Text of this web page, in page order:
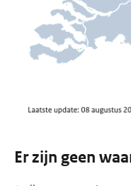
Er zijn geen